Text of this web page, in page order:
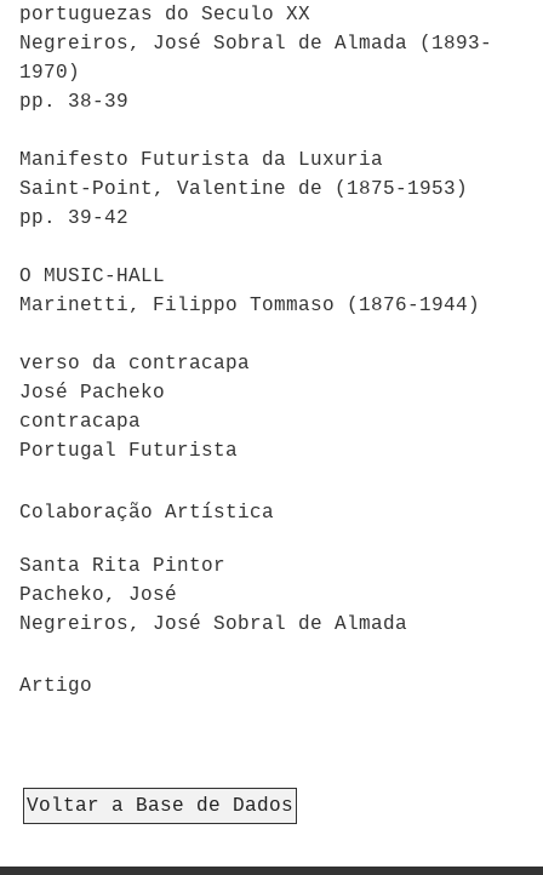
portuguezas do Seculo XX
Negreiros, José Sobral de Almada (1893-
1970)
pp. 38-39
Manifesto Futurista da Luxuria
Saint-Point, Valentine de (1875-1953)
pp. 39-42
O MUSIC-HALL
Marinetti, Filippo Tommaso (1876-1944)
verso da contracapa
José Pacheko
contracapa
Portugal Futurista
Colaboração Artística
Santa Rita Pintor
Pacheko, José
Negreiros, José Sobral de Almada
Artigo
Voltar a Base de Dados